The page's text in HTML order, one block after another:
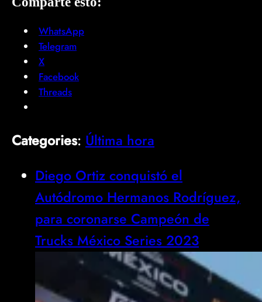
WhatsApp
Telegram
X
Facebook
Threads
Categories: Última hora
Diego Ortiz conquistó el
Autódromo Hermanos Rodríguez,
para coronarse Campeón de
Trucks México Series 2023